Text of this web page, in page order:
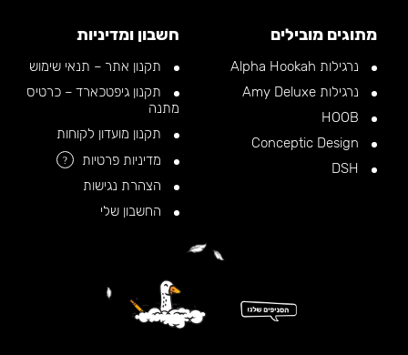
מתוגים מובילים
נרגילות Alpha Hookah
נרגילות Amy Deluxe
חשבון ומדיניות
תקנון אתר – תנאי שימוש
תקנון גיפטכארד – כרטיס
מתנה
תקנון מועדון לקוחות
מדיניות פרטיות
?
הצהרת נגישות
החשבון שלי